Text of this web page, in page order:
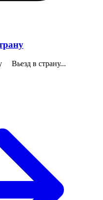
Вьезд в страну...